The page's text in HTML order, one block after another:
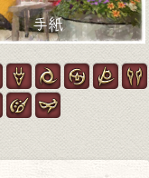
手紙